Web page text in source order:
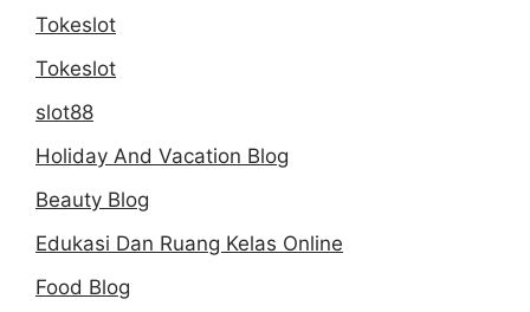
Tokeslot
Tokeslot
slot88
Holiday And Vacation Blog
Beauty Blog
Edukasi Dan Ruang Kelas Online
Food Blog